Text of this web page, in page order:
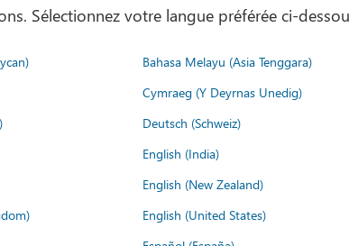
Sélectionnez votre langue préférée ci-
Bahasa Melayu (Asia Tenggara)
Cymraeg (Y Deyrnas Unedig)
Deutsch (Schweiz)
English (India)
English (New Zealand)
English (United States)